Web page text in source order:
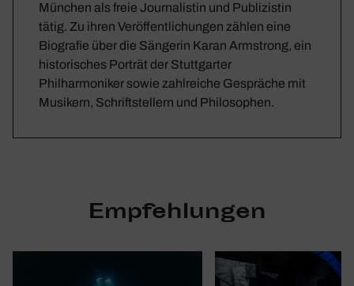
München als freie Journalistin und Publizistin
tätig. Zu ihren Veröffentlichungen zählen eine
Biografie über die Sängerin Karan Armstrong, ein
historisches Porträt der Stuttgarter
Philharmoniker sowie zahlreiche Gespräche mit
Musikern, Schriftstellern und Philosophen.
Empfehlungen